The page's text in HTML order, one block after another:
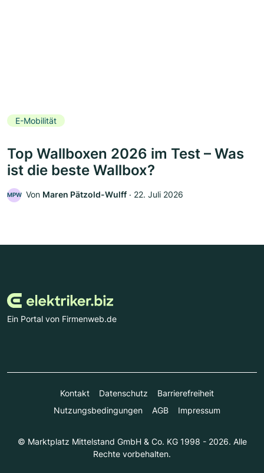
E-Mobilität
Top Wallboxen 2026 im Test – Was
ist die beste Wallbox?
MPW Von Maren Pätzold-Wulff ‧ 22. Juli 2026
Ein Portal von Firmenweb.de
Kontakt Datenschutz
Barrierefreiheit
Nutzungsbedingungen
AGB Impressum
© Marktplatz Mittelstand GmbH & Co. KG 1998 - 2026. Alle
Rechte vorbehalten.